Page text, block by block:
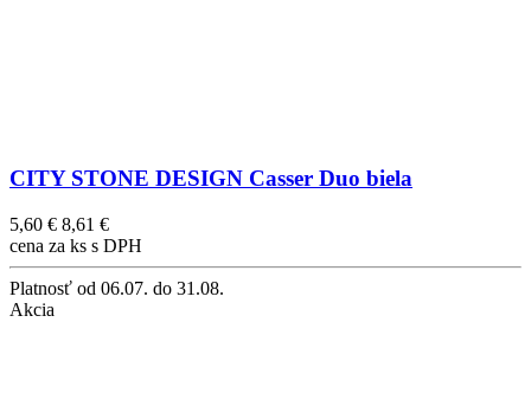
CITY STONE DESIGN Casser Duo biela
5,60 € 8,61 €
cena za ks s DPH
Platnosť od 06.07. do 31.08.
Akcia